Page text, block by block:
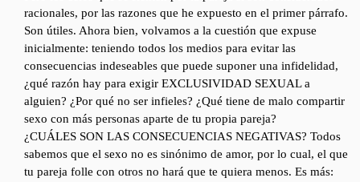
racionales, por las razones que he expuesto en el primer párrafo.
Son útiles. Ahora bien, volvamos a la cuestión que expuse
inicialmente: teniendo todos los medios para evitar las
consecuencias indeseables que puede suponer una infidelidad,
¿qué razón hay para exigir EXCLUSIVIDAD SEXUAL a
alguien? ¿Por qué no ser infieles? ¿Qué tiene de malo compartir
sexo con más personas aparte de tu propia pareja?
¿CUÁLES SON LAS CONSECUENCIAS NEGATIVAS? Todos
sabemos que el sexo no es sinónimo de amor, por lo cual, el que
tu pareja folle con otros no hará que te quiera menos. Es más: